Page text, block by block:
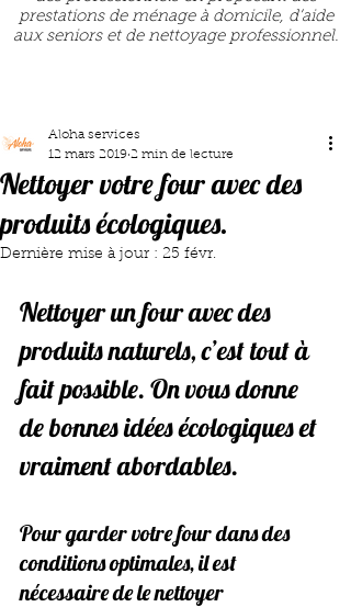
prestations de ménage à domicile, d’aide
aux seniors et de nettoyage professionnel.
Nettoyer votre four avec des
produits écologiques.
Aloha services
12 mars 2019 2 min de lecture
Dernière mise à jour : 25 févr.
Nettoyer un four avec des
produits naturels, c’est tout à
fait possible. On vous donne
de bonnes idées écologiques et
vraiment abordables.
Pour garder votre four dans des
conditions optimales, il est
nécessaire de le nettoyer